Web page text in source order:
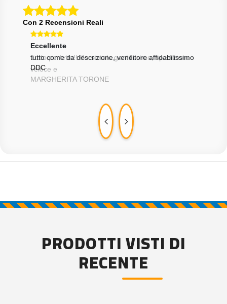
Con 2 Recensioni Reali
Eccellente
tutto come da descrizione, venditore affidabilissimo
DDC
PRODOTTI VISTI DI
RECENTE